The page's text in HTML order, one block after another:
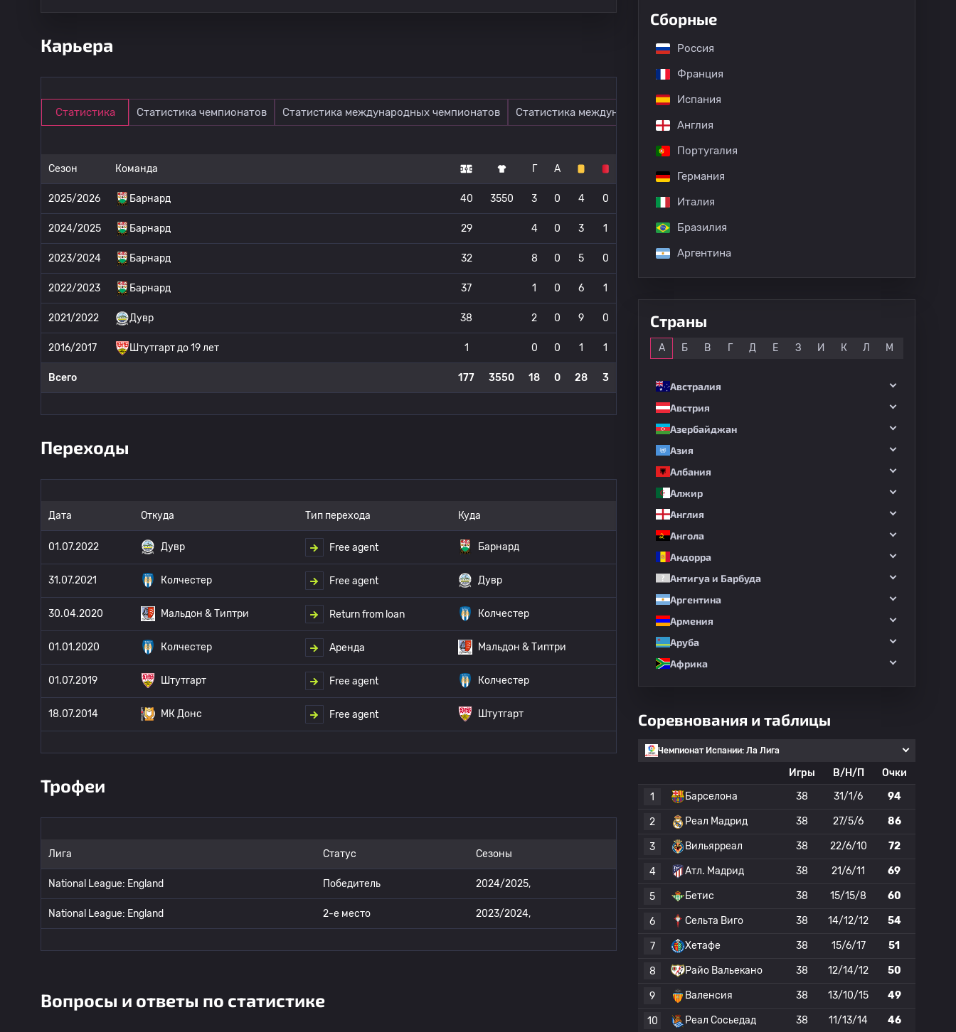
Карьера
Статистика Статистика чемпионатов Статистика международных чемпионатов Статистика международных матчей
Сезон Команда Г А
2025/2026 Барнард 40 3550 3 0 4 0
2024/2025 Барнард 29 4 0 3 1
2023/2024 Барнард 32 8 0 5 0
2022/2023 Барнард 37 1 0 6 1
2021/2022 Дувр 38 2 0 9 0
2016/2017 Штутгарт до 19 лет 1 0 0 1 1
Всего 177 3550 18 0 28 3
Переходы
Дата Откуда Тип перехода Куда
01.07.2022 Дувр Free agent Барнард
31.07.2021 Колчестер Free agent Дувр
30.04.2020 Мальдон & Типтри Return from loan Колчестер
01.01.2020 Колчестер Аренда Мальдон & Типтри
01.07.2019 Штутгарт Free agent Колчестер
18.07.2014 МК Донс Free agent Штутгарт
Трофеи
Лига Статус Сезоны
National League: England Победитель 2024/2025,
National League: England 2-е место 2023/2024,
Вопросы и ответы по статистике
Сборные
Россия
Франция
Испания
Англия
Португалия
Германия
Италия
Бразилия
Аргентина
Страны
А Б В Г Д Е З И К Л М
Австралия
Австрия
Азербайджан
Азия
Албания
Алжир
Англия
Ангола
Андорра
Антигуа и Барбуда
Аргентина
Армения
Аруба
Африка
Соревнования и таблицы
Чемпионат Испании: Ла Лига
Игры В/Н/П
Очки
1
Барселона 38 31/1/6 94
2 Реал Мадрид 38 27/5/6 86
3 Вильярреал 38 22/6/10 72
4 Атл. Мадрид 38 21/6/11 69
5 Бетис 38 15/15/8 60
6 Сельта Виго 38 14/12/12 54
7 Хетафе 38 15/6/17 51
8 Райо Вальекано 38 12/14/12 50
9 Валенсия 38 13/10/15 49
10 Реал Сосьедад 38 11/13/14 46